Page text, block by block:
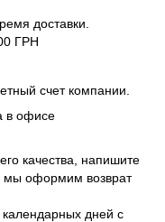
доставки.
ГРН
счет компании.
в офисе
качества, напишите
мы оформим возврат
дней с